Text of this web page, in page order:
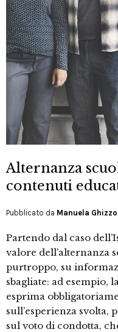
Alternanza
contenuti
Pubblicato da Manuela
Partendo dal caso
valore dell’alternanza
purtroppo, su
sbagliate: ad esempio,
esprima
sull’esperienza svolta,
sul voto di condotta,